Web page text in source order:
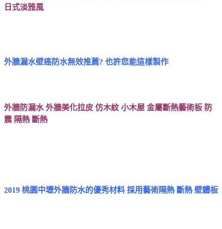
日式淡雅風
外牆漏水壁癌防水無效推薦? 也許您能這樣製作
外牆防漏水 外牆美化拉皮 仿木紋 小木屋 金屬斷熱藝術板 防
震 隔熱 斷熱
2019 桃園中壢外牆防水的優秀材料 採用藝術隔熱 斷熱 壁體板